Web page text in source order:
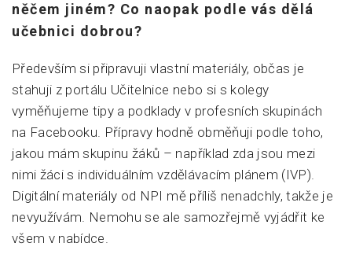
něčem jiném? Co naopak podle vás dělá
učebnici dobrou?
Především si připravuji vlastní materiály, občas je
stahuji z portálu Učitelnice nebo si s kolegy
vyměňujeme tipy a podklady v profesních skupinách
na Facebooku. Přípravy hodně obměňuji podle toho,
jakou mám skupinu žáků – například zda jsou mezi
nimi žáci s individuálním vzdělávacím plánem (IVP).
Digitální materiály od NPI mě příliš nenadchly, takže je
nevyužívám. Nemohu se ale samozřejmě vyjádřit ke
všem v nabídce.